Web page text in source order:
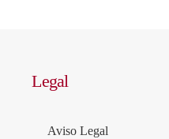
Legal
Aviso Legal